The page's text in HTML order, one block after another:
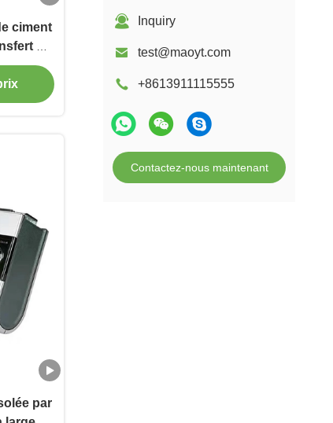
Inquiry
test@maoyt.com
+8613911115555
Contactez-nous maintenant
ciment
de
de
par